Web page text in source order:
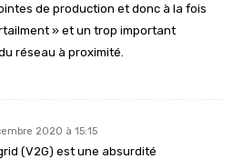
de production et donc à la fois
» et un trop important
réseau à proximité.
2020 à 15:15
(V2G) est une absurdité